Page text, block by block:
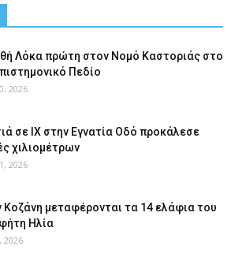
Λόκα πρώτη στον Νομό Καστοριάς στο
Πεδίο
2026
σε ΙΧ στην Εγνατία Οδό προκάλεσε
χιλιομέτρων
2026
Κοζάνη μεταφέρονται τα 14 ελάφια του
Ηλία
2026